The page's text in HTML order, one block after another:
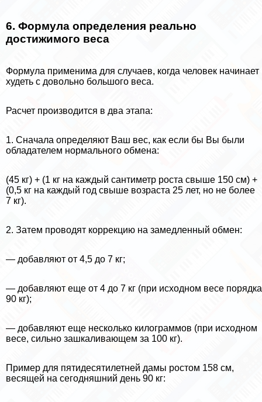
6. Формула определения реально
достижимого веса
Формула применима для случаев, когда человек начинает
худеть с довольно большого веса.
Расчет производится в два этапа:
1. Сначала определяют Ваш вес, как если бы Вы были
обладателем нормального обмена:
(45 кг) + (1 кг на каждый сантиметр роста свыше 150 см) +
(0,5 кг на каждый год свыше возраста 25 лет, но не более
7 кг).
2. Затем проводят коррекцию на замедленный обмен:
— добавляют от 4,5 до 7 кг;
— добавляют еще от 4 до 7 кг (при исходном весе порядка
90 кг);
— добавляют еще несколько килограммов (при исходном
весе, сильно зашкаливающем за 100 кг).
Пример для пятидесятилетней дамы ростом 158 см,
весящей на сегодняшний день 90 кг: